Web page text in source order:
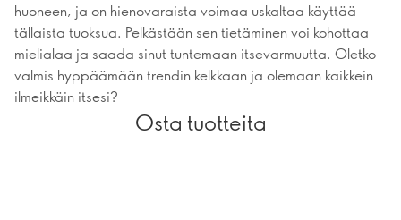
huoneen, ja on hienovaraista voimaa uskaltaa käyttää
tällaista tuoksua. Pelkästään sen tietäminen voi kohottaa
mielialaa ja saada sinut tuntemaan itsevarmuutta. Oletko
valmis hyppäämään trendin kelkkaan ja olemaan kaikkein
ilmeikkäin itsesi?
Osta tuotteita